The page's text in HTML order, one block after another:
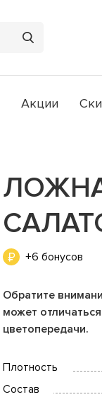
Акции
+6 бонусов
Обратите
может
цветопередачи.
Плотность
Состав